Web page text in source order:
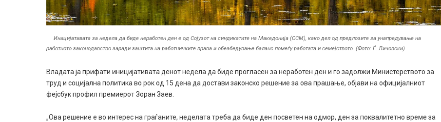
Иницијативата за недела да биде неработен ден е од Сојузот на синдикатите на Македонија (ССМ), како дел од предлозите за унапредување на
работното законодавство заради заштита на работничките права и обезбедување баланс помеѓу работата и семејството. (Фото: Ѓ. Личовски)
Владата ја прифати иницијативата денот недела да биде прогласен за неработен ден и го задолжи Министерството за
труд и социјална политика во рок од 15 дена да достави законско решение за ова прашање, објави на официјалниот
фејсбук профил премиерот Зоран Заев.
„Ова решение е во интерес на граѓаните, неделата треба да биде ден посветен на одмор, ден за поквалитетно време за